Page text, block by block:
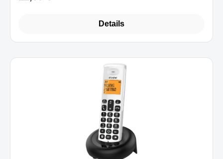
Details